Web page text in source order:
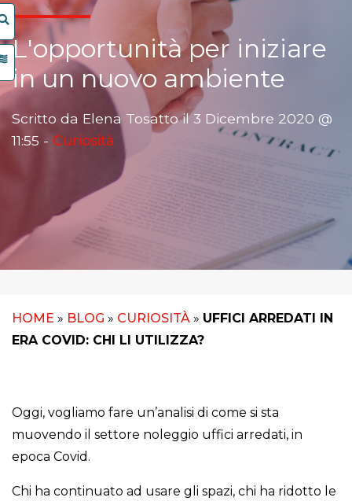
L'opportunità per iniziare
in un nuovo ambiente
Scritto da Elena Tosatto il 3 Dicembre 2020 @
11:55 - Curiosità
HOME » BLOG » CURIOSITÀ » UFFICI ARREDATI IN
ERA COVID: CHI LI UTILIZZA?
Oggi, vogliamo fare un’analisi di come si sta
muovendo il settore noleggio uffici arredati, in
epoca Covid.
Chi ha continuato ad usare gli spazi, chi ha ridotto le